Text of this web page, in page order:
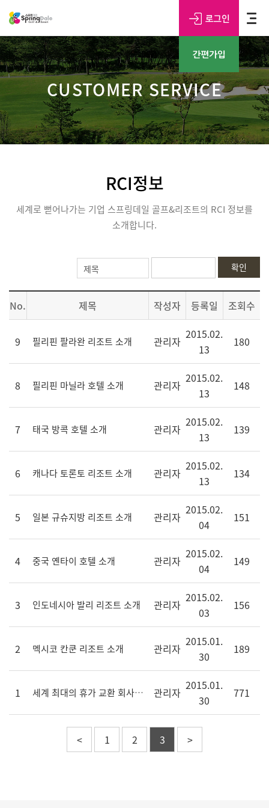
CUSTOMER SERVICE
RCI정보
세계로 뻗어나가는 기업 스프링데일 골프&리조트의 RCI 정보를
소개합니다.
확인
No. 제목 작성자 등록일 조회수
9 필리핀 팔라완 리조트 소개 관리자
2015.02.
13
180
8 필리핀 마닐라 호텔 소개 관리자
2015.02.
13
148
7 태국 방콕 호텔 소개 관리자
2015.02.
13
139
6 캐나다 토론토 리조트 소개 관리자
2015.02.
13
134
5 일본 규슈지방 리조트 소개 관리자
2015.02.
04
151
4 중국 옌타이 호텔 소개 관리자
2015.02.
04
149
3 인도네시아 발리 리조트 소개 관리자
2015.02.
03
156
2 멕시코 칸쿤 리조트 소개 관리자
2015.01.
30
189
1 세계 최대의 휴가 교환 회사인 RCI와 제휴 관리자
2015.01.
30
771
< 1 2 3 >